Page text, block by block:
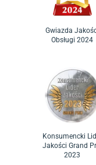
Gwiazda
Obsługi 2024
Konsumencki
Jakości Grand
2023